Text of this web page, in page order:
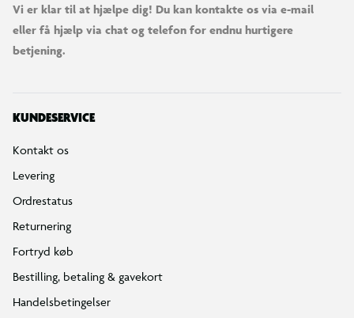
Vi er klar til at hjælpe dig! Du kan kontakte os via e-mail
eller få hjælp via chat og telefon for endnu hurtigere
betjening.
KUNDESERVICE
Kontakt os
Levering
Ordrestatus
Returnering
Fortryd køb
Bestilling, betaling & gavekort
Handelsbetingelser